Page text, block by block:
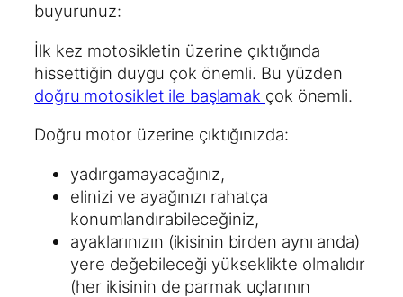
buyurunuz:
İlk kez motosikletin üzerine çıktığında
hissettiğin duygu çok önemli. Bu yüzden
doğru motosiklet ile başlamak çok önemli.
Doğru motor üzerine çıktığınızda:
yadırgamayacağınız,
elinizi ve ayağınızı rahatça
konumlandırabileceğiniz,
ayaklarınızın (ikisinin birden aynı anda)
yere değebileceği yükseklikte olmalıdır
(her ikisinin de parmak uçlarının